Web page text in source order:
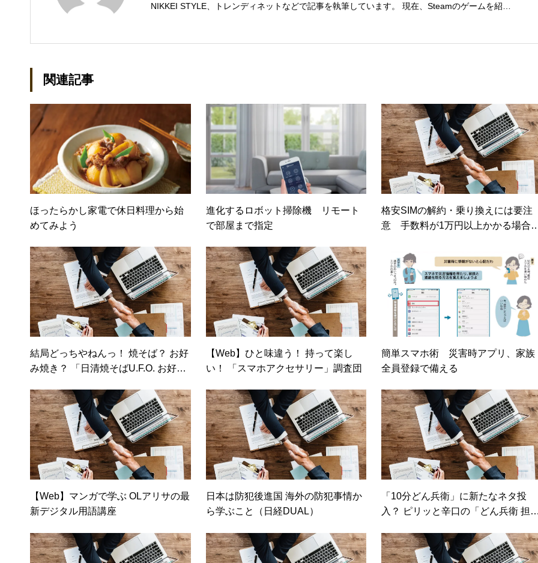
NIKKEI STYLE、トレンディネットなどで記事を執筆しています。 現在、Steamのゲームを紹介
関連記事
ほったらかし家電で休日料理から始
めてみよう
進化するロボット掃除機 リモート
で部屋まで指定
格安SIMの解約・乗り換えには要注
意 手数料が1万円以上かかる場合
結局どっちやねんっ！ 焼そば？ お好
み焼き？ 「日清焼そばU.F.O. お好み
【Web】ひと味違う！ 持って楽し
い！ 「スマホアクセサリー」調査団
簡単スマホ術 災害時アプリ、家族
全員登録で備える
【Web】マンガで学ぶ OLアリサの最
新デジタル用語講座
日本は防犯後進国 海外の防犯事情か
ら学ぶこと（日経DUAL）
「10分どん兵衛」に新たなネタ投
入？ ピリッと辛口の「どん兵衛 担
ジン）